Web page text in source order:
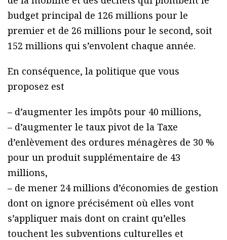
budget principal de 126 millions pour le
premier et de 26 millions pour le second, soit
152 millions qui s’envolent chaque année.
En conséquence, la politique que vous
proposez est
– d’augmenter les impôts pour 40 millions,
– d’augmenter le taux pivot de la Taxe
d’enlèvement des ordures ménagères de 30 %
pour un produit supplémentaire de 43
millions,
– de mener 24 millions d’économies de gestion
dont on ignore précisément où elles vont
s’appliquer mais dont on craint qu’elles
touchent les subventions culturelles et